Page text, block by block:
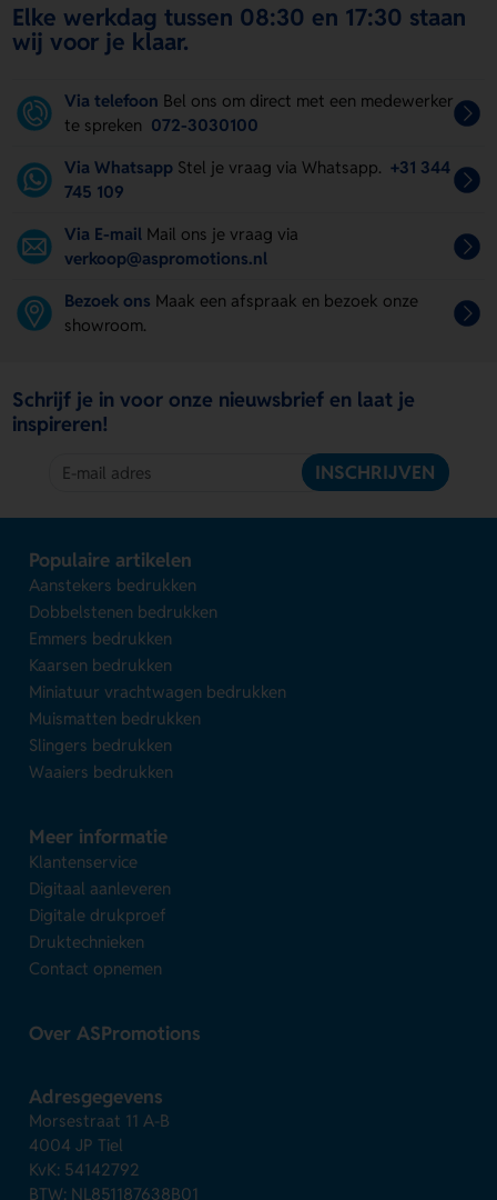
Elke werkdag tussen 08:30 en 17:30 staan
wij voor je klaar.
Via telefoon Bel ons om direct met een medewerker
te spreken 072-3030100
Via Whatsapp Stel je vraag via Whatsapp. +31 344
745 109
Via E-mail Mail ons je vraag via
verkoop@aspromotions.nl
Bezoek ons Maak een afspraak en bezoek onze
showroom.
Schrijf je in voor onze nieuwsbrief en laat je
inspireren!
INSCHRIJVEN
Populaire artikelen
Aanstekers bedrukken
Dobbelstenen bedrukken
Emmers bedrukken
Kaarsen bedrukken
Miniatuur vrachtwagen bedrukken
Muismatten bedrukken
Slingers bedrukken
Waaiers bedrukken
Meer informatie
Klantenservice
Digitaal aanleveren
Digitale drukproef
Druktechnieken
Contact opnemen
Over ASPromotions
Adresgegevens
Morsestraat 11 A-B
4004 JP Tiel
KvK: 54142792
BTW: NL851187638B01